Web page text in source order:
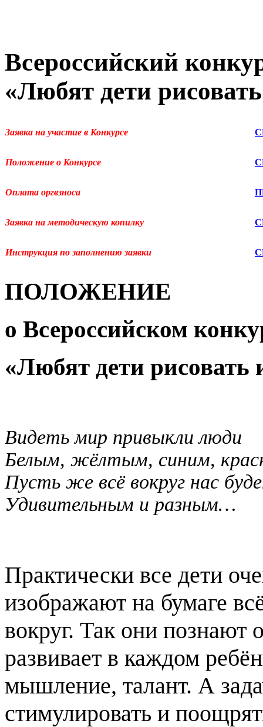
Всероссийский
«Любят дети
Заявка на участие в Конкурсе
Положение о Конкурсе
Оплата оргвзноса
Заявка на методическую копилку
Инструкция по заполнению заявки
ПОЛОЖЕНИЕ
о Всероссийском
«Любят дети рисовать
Видеть мир привыкли люди
Белым, жёлтым, синим,
Пусть же всё вокруг нас
Удивительным и разным…
Практически все дети
изображают на бумаге
вокруг. Так они
развивает в каждом
мышление, талант. А
стимулировать и